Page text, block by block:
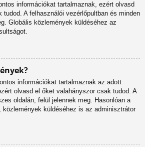
információkat tartalmaznak, ezért olvasd
A felhasználói vezérlőpultban és minden
Globális közlemények küldéséhez az
információkat tartalmaznak az adott
olvasd el őket valahányszor csak tudod. A
oldalán, felül jelennek meg. Hasonlóan a
közlemények küldéséhez is az adminisztrátor